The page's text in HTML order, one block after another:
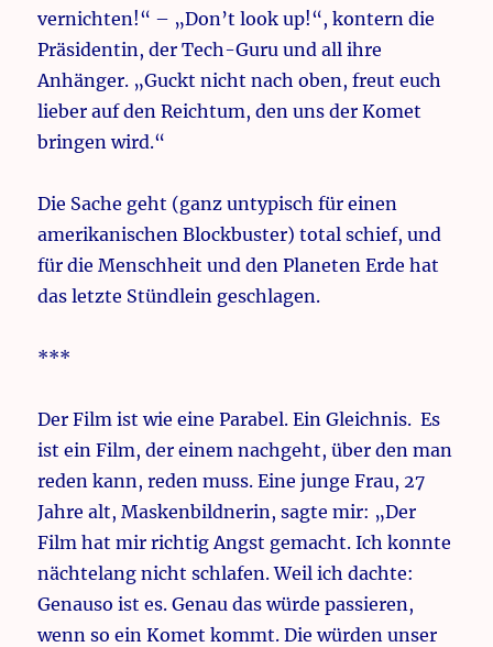
vernichten!“ – „Don’t look up!“, kontern die
Präsidentin, der Tech-Guru und all ihre
Anhänger. „Guckt nicht nach oben, freut euch
lieber auf den Reichtum, den uns der Komet
bringen wird.“
Die Sache geht (ganz untypisch für einen
amerikanischen Blockbuster) total schief, und
für die Menschheit und den Planeten Erde hat
das letzte Stündlein geschlagen.
***
Der Film ist wie eine Parabel. Ein Gleichnis. Es
ist ein Film, der einem nachgeht, über den man
reden kann, reden muss. Eine junge Frau, 27
Jahre alt, Maskenbildnerin, sagte mir: „Der
Film hat mir richtig Angst gemacht. Ich konnte
nächtelang nicht schlafen. Weil ich dachte:
Genauso ist es. Genau das würde passieren,
wenn so ein Komet kommt. Die würden unser